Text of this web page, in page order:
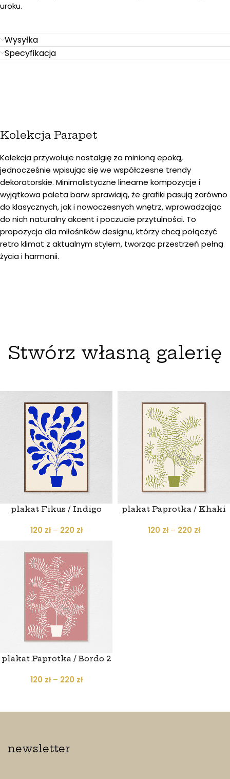
uroku.
Wysyłka
Specyfikacja
Kolekcja Parapet
Kolekcja przywołuje nostalgię za minioną epoką,
jednocześnie wpisując się we współczesne trendy
dekoratorskie. Minimalistyczne linearne kompozycje i
wyjątkowa paleta barw sprawiają, że grafiki pasują zarówno
do klasycznych, jak i nowoczesnych wnętrz, wprowadzając
do nich naturalny akcent i poczucie przytulności. To
propozycja dla miłośników designu, którzy chcą połączyć
retro klimat z aktualnym stylem, tworząc przestrzeń pełną
życia i harmonii.
Stwórz własną galerię
plakat Fikus / Indigo
120 zł – 220 zł
plakat Paprotka / Khaki
120 zł – 220 zł
plakat Paprotka / Bordo 2
120 zł – 220 zł
newsletter